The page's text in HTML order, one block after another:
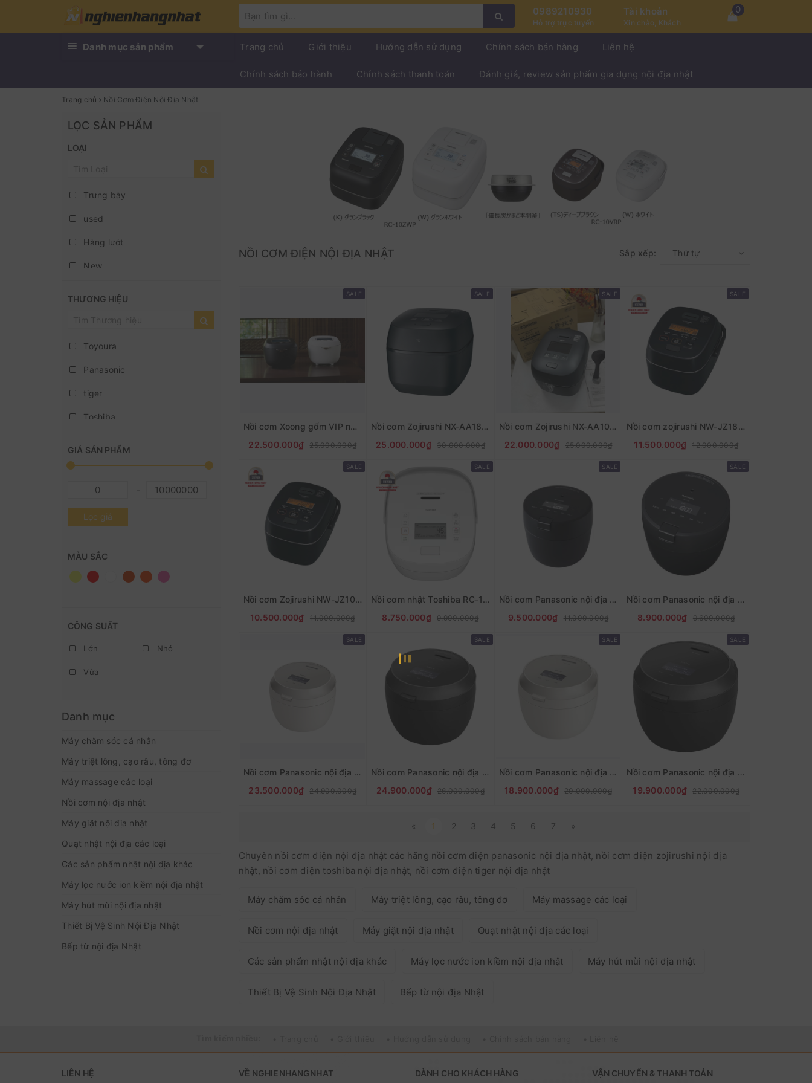
0989210930
Hỗ trợ trực tuyến
Tài khoản
Xin chào, Khách
0
Danh mục sản phẩm Trang chủ Giới thiệu Hướng dẫn sử dụng Chính sách bán hàng Liên hệ
Chính sách bảo hành Chính sách thanh toán Đánh giá, review sản phẩm gia dụng nội địa nhật
Trang chủ Nồi Cơm Điện Nội Địa Nhật
LỌC SẢN PHẨM
LOẠI
Trưng bày
used
Hàng lướt
New
THƯƠNG HIỆU
Toyoura
Panasonic
tiger
Toshiba
GIÁ SẢN PHẨM
Lọc giá
MÀU SẮC
CÔNG SUẤT
Lớn Nhỏ
Vừa
Danh mục
Máy chăm sóc cá nhân
Máy triệt lông, cạo râu, tông đơ
Máy massage các loại
Nồi cơm nội địa nhật
Máy giặt nội địa nhật
Quạt nhật nội địa các loại
Các sản phẩm nhật nội địa khác
Máy lọc nước ion kiềm nội địa nhật
Máy hút mùi nội địa nhật
Thiết Bị Vệ Sinh Nội Địa Nhật
Bếp từ nội địa Nhật
NỒI CƠM ĐIỆN NỘI ĐỊA NHẬT Sắp xếp: Thứ tự
SALE
Nồi cơm Xoong gốm VIP nội địa nhật Tiger JRX-S100 1L
22.500.000₫
25.000.000₫
SALE
Nồi cơm Zojirushi NX-AA18 1.8L dòng cao cấp tách đường nội địa nhật
25.000.000₫
30.000.000₫
SALE
Nồi cơm Zojirushi NX-AA10 1L dòng cao cấp tách đường nội địa Nhật
22.000.000₫
25.000.000₫
SALE
Nồi cơm zojirushi NW-JZ18 có tách đường
11.500.000₫
12.000.000₫
SALE
Nồi cơm Zojirushi NW-JZ10 có tách đường
10.500.000₫
11.000.000₫
SALE
Nồi cơm nhật Toshiba RC-18KGW Trắng và Đen
8.750.000₫
9.900.000₫
SALE
Nồi cơm Panasonic nội địa nhật SR-CR10B-1L
9.500.000₫
11.000.000₫
SALE
Nồi cơm Panasonic nội địa nhật SR-CR10A dung tích 1L
8.900.000₫
9.600.000₫
SALE
Nồi cơm Panasonic nội địa nhật SR-V10BB - 1L
23.500.000₫
24.900.000₫
SALE
Nồi cơm Panasonic nội địa nhật SR-V18BB dung tích 1.8L
24.900.000₫
26.000.000₫
SALE
Nồi cơm Panasonic nội địa nhật SR-V10BA - 1L
18.900.000₫
20.000.000₫
SALE
Nồi cơm Panasonic nội địa nhật SR-V18BA dung tích 1.8L
19.900.000₫
22.000.000₫
« 1 2 3 4 5 6 7 »
Chuyên nồi cơm điện nội địa nhật các hãng nồi cơm điện panasonic nội địa nhật, nồi cơm điện zojirushi nội địa
nhật, nồi cơm điện toshiba nội địa nhật, nồi cơm điện tiger nội địa nhật
Máy chăm sóc cá nhân Máy triệt lông, cạo râu, tông đơ Máy massage các loại
Nồi cơm nội địa nhật Máy giặt nội địa nhật Quạt nhật nội địa các loại
Các sản phẩm nhật nội địa khác Máy lọc nước ion kiềm nội địa nhật Máy hút mùi nội địa nhật
Thiết Bị Vệ Sinh Nội Địa Nhật Bếp từ nội địa Nhật
LIÊN HỆ VỀ NGHIENHANGNHAT DÀNH CHO KHÁCH HÀNG VẬN CHUYỂN & THANH TOÁN